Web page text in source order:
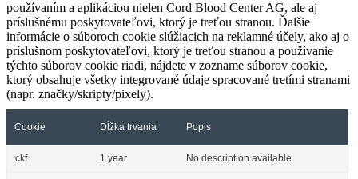
používaním a aplikáciou nielen Cord Blood Center AG, ale aj
príslušnému poskytovateľovi, ktorý je treťou stranou. Ďalšie
informácie o súboroch cookie slúžiacich na reklamné účely, ako aj o
príslušnom poskytovateľovi, ktorý je treťou stranou a používanie
týchto súborov cookie riadi, nájdete v zozname súborov cookie,
ktorý obsahuje všetky integrované údaje spracované tretími stranami
(napr. značky/skripty/pixely).
Cookie Dĺžka trvania Popis
ckf 1 year No description available.